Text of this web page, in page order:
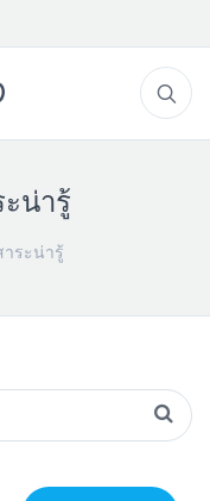
น่ารู้
ระน่ารู้